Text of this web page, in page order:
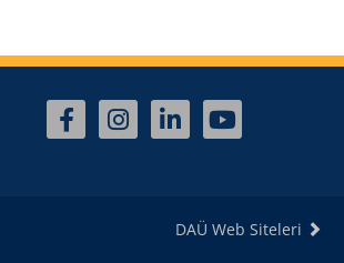
DAÜ Web Siteleri